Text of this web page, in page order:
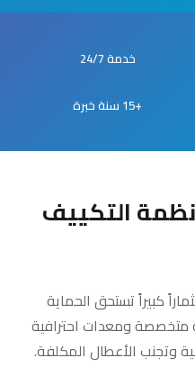
خدمة 24/7
+15 سنة خبرة
التكييف
كبيراً تستحق الحماية
متخصصة ومعدات احترافية
وتجنب الأعطال المكلفة.